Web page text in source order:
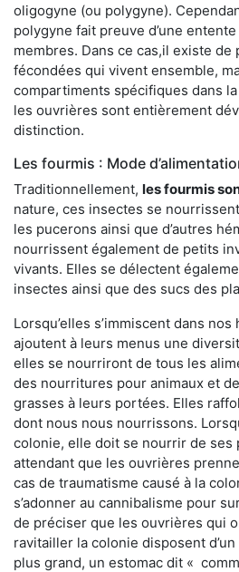
oligogyne (ou polygyne).
polygyne fait preuve d’une
membres. Dans ce cas,il existe de
fécondées qui vivent ensemble,
compartiments spécifiques dans
les ouvrières sont entièrement
distinction.
Les fourmis : Mode
Traditionnellement, les fourmis
nature, ces insectes se
les pucerons ainsi que d’autres
nourrissent également de petits
vivants. Elles se délectent
insectes ainsi que des sucs des
Lorsqu’elles s’immiscent dans
ajoutent à leurs menus une
elles se nourriront de tous les
des nourritures pour animaux et
grasses à leurs portées. Elles
dont nous nous nourrissons.
colonie, elle doit se nourrir de
attendant que les ouvrières
cas de traumatisme causé à la
s’adonner au cannibalisme pour
de préciser que les ouvrières qui
ravitailler la colonie disposent
plus grand, un estomac dit «